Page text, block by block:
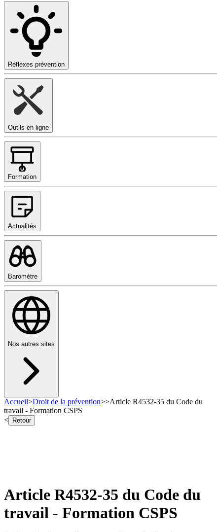
Réflexes prévention
Outils en ligne
Formation
Actualités
Baromètre
Nos autres sites
Accueil>Droit de la prévention>>Article R4532-35 du Code du
travail - Formation CSPS
<
Retour
Article R4532-35 du Code du
travail - Formation CSPS